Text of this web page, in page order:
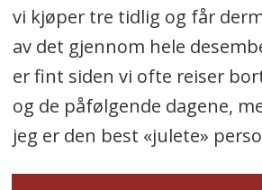
vi kjøper tre tidlig og får
av det gjennom hele
er fint siden vi ofte reiser
og de påfølgende dagene,
jeg er den best «julete»